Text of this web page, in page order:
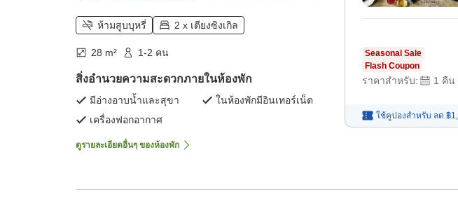
ห้ามสูบบุหรี่ 2 x เตียงซิงเกิล
28 m² 1-2 คน
สิ่งอำนวยความสะดวกภายในห้องพัก
มีอ่างอาบน้ำและสุขา
ในห้องพักมีอินเทอร์เน็ต
เครื่องฟอกอากาศ
ดูรายละเอียดอื่นๆ ของห้องพัก
Seasonal Sale
Flash Coupon
ราคาสำหรับ: 1 คืน
ใช้คูปองสำหรับ ลด ฿